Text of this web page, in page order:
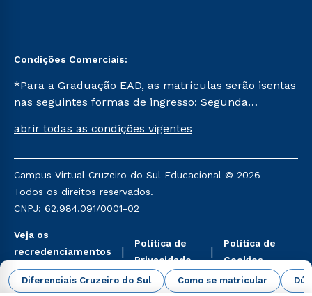
Diferenciais Cruzeiro do Sul Como se matricular
Condições Comerciais:
*Para a Graduação EAD, as matrículas serão isentas
nas seguintes formas de ingresso: Segunda
Já para as demais, a taxa de matrícula será de R$
mencionadas são referentes aos cursos: Ensino
Religioso, Geografia para a Docência e Metodologia
do Ensino de História: Questões Atuais.
abrir todas as condições vigentes
Campus Virtual Cruzeiro do Sul Educacional © 2026 -
Todos os direitos reservados.
CNPJ: 62.984.091/0001-02
Veja os
recredenciamentos
aqui
Política de
Privacidade
Política de
Cookies